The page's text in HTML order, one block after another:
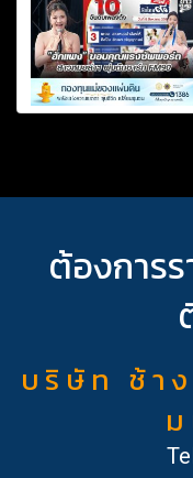
ต้องการ
บ ริ ษั ท ช้ า ง
ม